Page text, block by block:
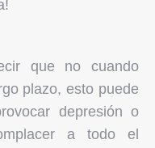
que no cuando
plazo, esto puede
depresión o
a todo el